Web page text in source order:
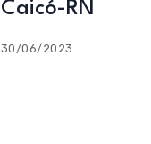
Caicó-RN
30/06/2023